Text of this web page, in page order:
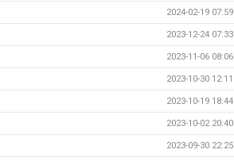
2024-02-19 07:59
2023-12-24 07:33
2023-11-06 08:06
2023-10-30 12:11
2023-10-19 18:44
2023-10-02 20:40
2023-09-30 22:25